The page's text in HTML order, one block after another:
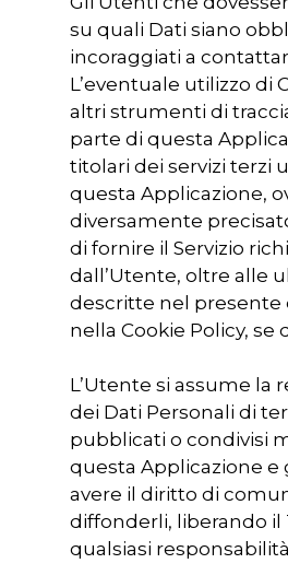
su quali Dati siano
incoraggiati a
L’eventuale utilizzo di
altri strumenti di
parte di questa
titolari dei servizi terzi
questa Applicazione,
diversamente
di fornire il Servizio
dall’Utente, oltre alle
descritte nel
nella Cookie Policy, se
L’Utente si assume la
dei Dati Personali di
pubblicati o condivisi
questa Applicazione e
avere il diritto di
diffonderli, liberando il
qualsiasi